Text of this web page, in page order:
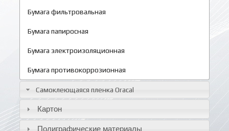
Бумага фильтровальная
Бумага папиросная
Бумага электроизоляционная
Бумага противокоррозионная
Самоклеющаяся пленка Oracal
Картон
Полиграфические материалы